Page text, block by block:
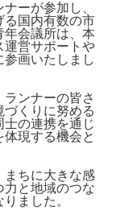
ーが参加し、
る国内有数の市
年会議所は、本
運営サポートや
画いたしまし
ンナーの皆さ
づくりに努める
の連携を通じ
現する機会と
まちに大きな感
力と地域のつな
ました。